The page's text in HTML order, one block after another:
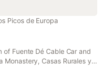
Picos de Europa
of Fuente Dé Cable Car and
Monastery, Casas Rurales y
accommodation with a